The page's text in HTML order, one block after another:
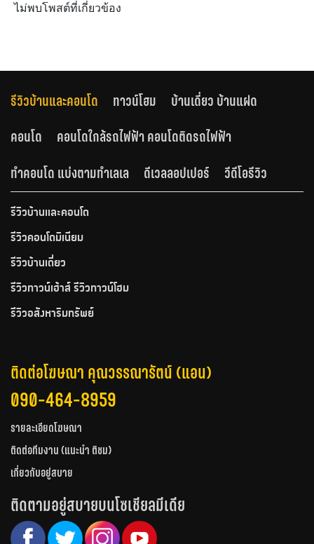
ไม่พบโพสต์ที่เกี่ยวข้อง
รีวิวบ้านและคอนโด ทาวน์โฮม
บ้านเดี่ยว บ้านแฝด
คอนโด
คอนโดใกล้รถไฟฟ้า คอนโดติดรถไฟฟ้า
ทำคอนโด แบ่งตามทำเลเล
ดีเวลลอปเปอร์ วีดีโอรีวิว
รีวิวบ้านและคอนโด
รีวิวคอนโดมิเนียม
รีวิวบ้านเดี่ยว
รีวิวทาวน์เฮ้าส์ รีวิวทาวน์โฮม
รีวิวอสังหาริมทรัพย์
ติดต่อโฆษณา คุณวรรณารัตน์ (แอน)
090-464-8959
รายละเอียดโฆษณา
ติดต่อทีมงาน (แนะนำ ติชม)
เกี่ยวกับอยู่สบาย
ติดตามอยู่สบายบนโซเชียลมีเดีย